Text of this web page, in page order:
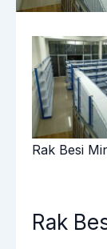
Rak Besi
Rak